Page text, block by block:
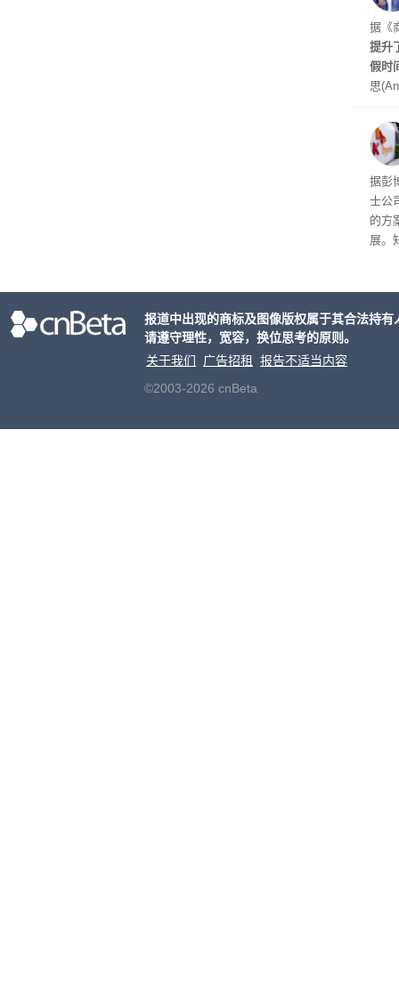
员
其中
提交
是
据《
提升
假时
思
在7
了这
据彭
士公
的方
展。
片的
报道中出现的商标及图像版权属于其合法持
请遵守理性，宽容，换位思考的原则。
关于我们
广告招租
报告不适当内容
©2003-2026 cnBeta